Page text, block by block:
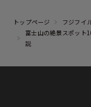
トップページ
フジフイ
富士山の絶景スポット
説